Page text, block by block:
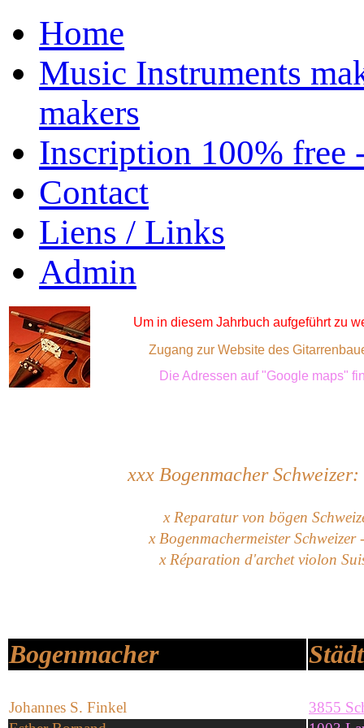
Home
Music Instruments
makers
Inscription 100% free
Contact
Liens / Links
Admin
Um in diesem Jahrbuch aufgeführt zu
Zugang zur Website des
Die Adressen auf "Google maps"
xxx Bogenmacher
x Reparatur von bögen
x Bogenmachermeister
x Réparation d'archet violon
Bogenmacher
Johannes S. Finkel
3855